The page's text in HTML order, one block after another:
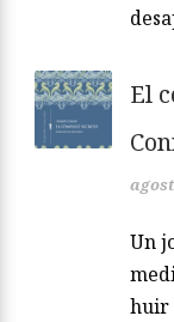
El
Un
huir